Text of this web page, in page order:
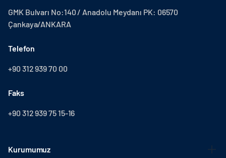
GMK Bulvarı No:140 / Anadolu Meydanı PK: 06570
Çankaya/ANKARA
Telefon
+90 312 939 70 00
Faks
+90 312 939 75 15-16
Kurumumuz